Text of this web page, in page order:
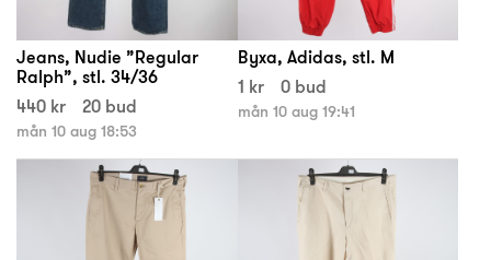
Jeans, Nudie ”Regular
Ralph”, stl. 34/36
440 kr
20 bud
mån 10 aug 18:53
Byxa, Adidas, stl. M
1 kr
0 bud
mån 10 aug 19:41